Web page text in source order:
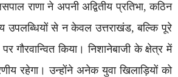
राणा ने अपनी अद्वितीय प्रतिभा, कठिन
उपलब्धियों से न केवल उत्तराखंड, बल्कि पूरे
गौरवान्वित किया। निशानेबाजी के क्षेत्र में
रहेगा। उन्होंने अनेक युवा खिलाड़ियों को